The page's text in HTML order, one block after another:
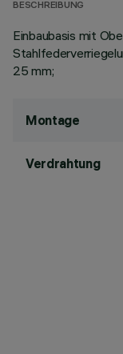
BESCHREIBUNG
Einbaubasis mit
25 mm;
Montage
Verdrahtung